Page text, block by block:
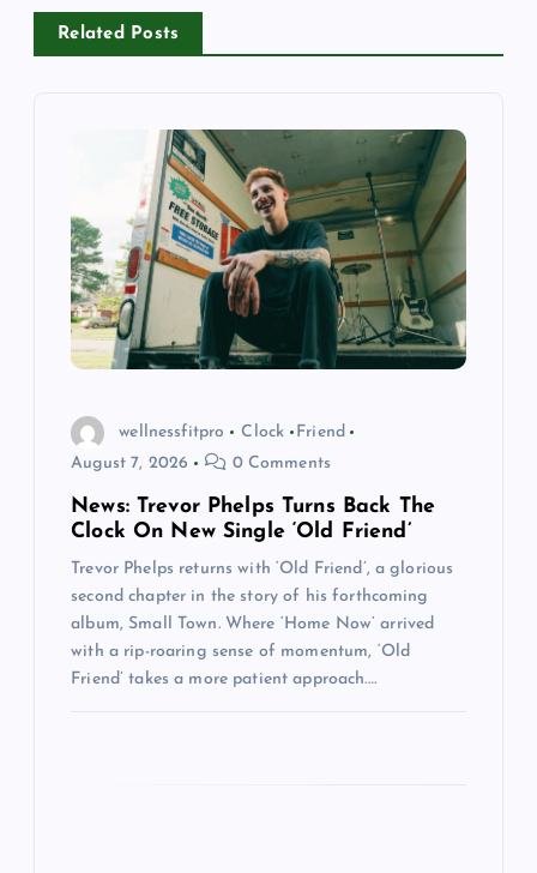
g
Related Posts
wellnessfitpro Clock
Friend
August 7, 2026
0 Comments
News: Trevor Phelps Turns Back The
Clock On New Single ‘Old Friend’
Trevor Phelps returns with ‘Old Friend’, a glorious
second chapter in the story of his forthcoming
album, Small Town. Where ‘Home Now’ arrived
with a rip-roaring sense of momentum, ‘Old
Friend’ takes a more patient approach.…